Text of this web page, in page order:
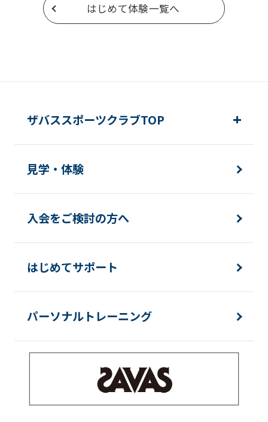
はじめて体験一覧へ
ザバススポーツクラブTOP
見学・体験
入会をご検討の方へ
はじめてサポート
パーソナルトレーニング